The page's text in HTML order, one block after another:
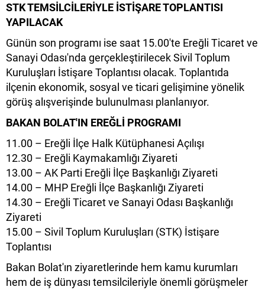
STK TEMSİLCİLERİYLE İSTİŞARE TOPLANTISI
YAPILACAK
Günün son programı ise saat 15.00'te Ereğli Ticaret ve
Sanayi Odası'nda gerçekleştirilecek Sivil Toplum
Kuruluşları İstişare Toplantısı olacak. Toplantıda
ilçenin ekonomik, sosyal ve ticari gelişimine yönelik
görüş alışverişinde bulunulması planlanıyor.
BAKAN BOLAT'IN EREĞLİ PROGRAMI
11.00 – Ereğli İlçe Halk Kütüphanesi Açılışı
12.30 – Ereğli Kaymakamlığı Ziyareti
13.00 – AK Parti Ereğli İlçe Başkanlığı Ziyareti
14.00 – MHP Ereğli İlçe Başkanlığı Ziyareti
14.30 – Ereğli Ticaret ve Sanayi Odası Başkanlığı
Ziyareti
15.00 – Sivil Toplum Kuruluşları (STK) İstişare
Toplantısı
Bakan Bolat'ın ziyaretlerinde hem kamu kurumları
hem de iş dünyası temsilcileriyle önemli görüşmeler